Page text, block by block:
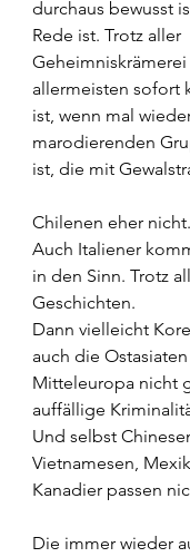
durchaus bewusst
Rede ist. Trotz aller
allermeisten sofort
ist, wenn mal
marodierenden
ist, die mit
Chilenen eher nicht.
Auch Italiener
in den Sinn. Trotz
Geschichten.
Dann vielleicht
auch die
Mitteleuropa nicht
auffällige
Und selbst
Vietnamesen,
Kanadier passen
Die immer wieder